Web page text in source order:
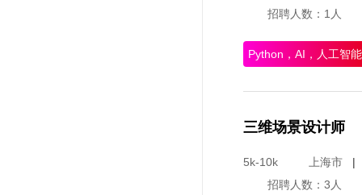
招聘人数：1人
Python，AI，人工智能
三维场景设计师
5k-10k 上海市
|
招聘人数：3人